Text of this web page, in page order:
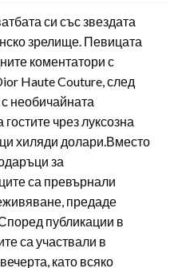
си със звездата
зрелище. Певицата
коментатори с
Haute Couture, след
необичайната
чрез луксозна
хиляди долари.Вместо
за
са превърнали
предаде
публикации в
са участвали в
като всяко